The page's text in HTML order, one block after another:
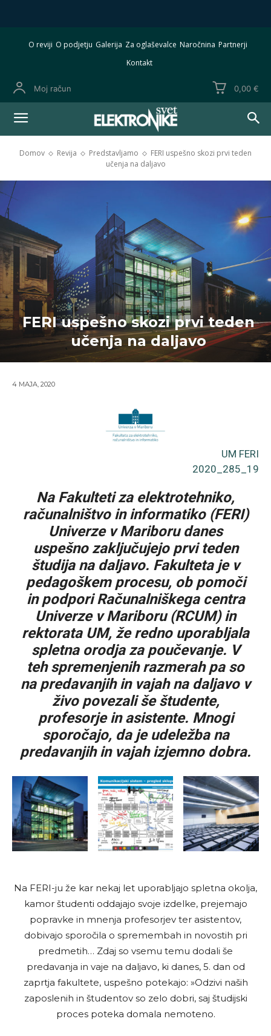
O reviji O podjetju Galerija Za oglaševalce Naročnina Partnerji
Kontakt
Moj račun 0,00 €
Domov Revija Predstavljamo
FERI uspešno skozi prvi teden
učenja na daljavo
FERI uspešno skozi prvi teden
učenja na daljavo
4 MAJA, 2020
UM FERI
2020_285_19
Na Fakulteti za elektrotehniko,
računalništvo in informatiko (FERI)
Univerze v Mariboru danes
uspešno zaključujejo prvi teden
študija na daljavo. Fakulteta je v
pedagoškem procesu, ob pomoči
in podpori Računalniškega centra
Univerze v Mariboru (RCUM) in
rektorata UM, že redno uporabljala
spletna orodja za poučevanje. V
teh spremenjenih razmerah pa so
na predavanjih in vajah na daljavo v
živo povezali še študente,
profesorje in asistente. Mnogi
sporočajo, da je udeležba na
predavanjih in vajah izjemno dobra.
Na FERI-ju že kar nekaj let uporabljajo spletna okolja,
kamor študenti oddajajo svoje izdelke, prejemajo
popravke in mnenja profesorjev ter asistentov,
dobivajo sporočila o spremembah in novostih pri
predmetih… Zdaj so vsemu temu dodali še
predavanja in vaje na daljavo, ki danes, 5. dan od
zaprtja fakultete, uspešno potekajo: »Odzivi naših
zaposlenih in študentov so zelo dobri, saj študijski
proces poteka domala nemoteno.